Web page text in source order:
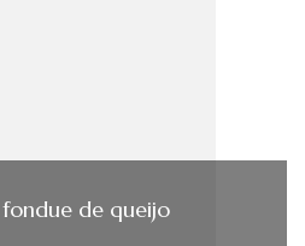
de queijo